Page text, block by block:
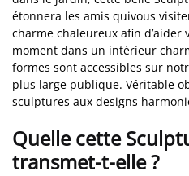
étonnera les amis quivous
charme chaleureux afin d’aider
moment dans un intérieur
formes sont accessibles sur
plus large publique. Véritable
sculptures aux designs
Quelle cette
transmet-t-elle ?